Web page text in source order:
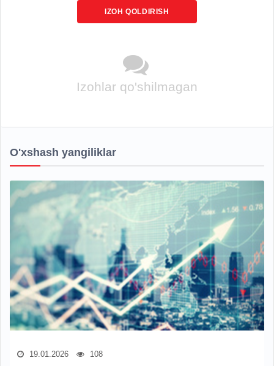
IZOH QOLDIRISH
Izohlar qo'shilmagan
O'xshash yangiliklar
19.01.2026 108